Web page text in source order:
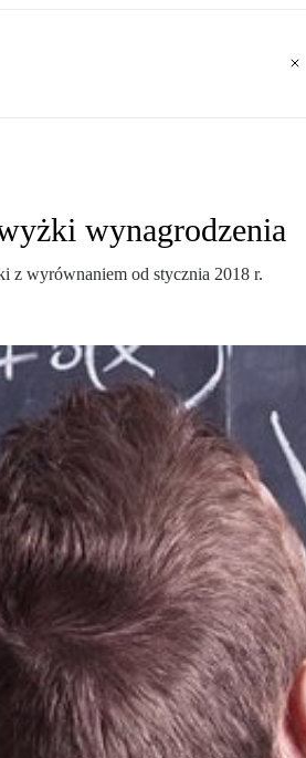
wynagrodzenia
z wyrównaniem od stycznia 2018 r.